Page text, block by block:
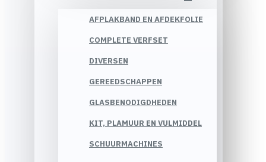
AFPLAKBAND EN AFDEKFOLIE
COMPLETE VERFSET
DIVERSEN
GEREEDSCHAPPEN
GLASBENODIGDHEDEN
KIT, PLAMUUR EN VULMIDDEL
SCHUURMACHINES